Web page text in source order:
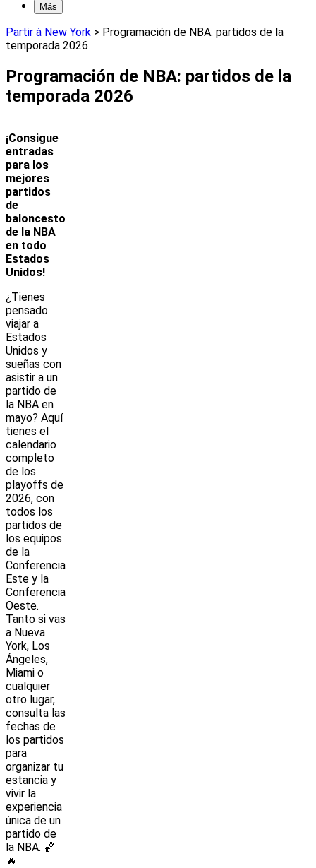
Más
Partir à New York > Programación de NBA: partidos de la
temporada 2026
Programación de NBA: partidos de la
temporada 2026
¡Consigue
entradas
para los
mejores
partidos
de
baloncesto
de la NBA
en todo
Estados
Unidos!
¿Tienes
pensado
viajar a
Estados
Unidos y
sueñas con
asistir a un
partido de
la NBA en
mayo? Aquí
tienes el
calendario
completo
de los
playoffs de
2026, con
todos los
partidos de
los equipos
de la
Conferencia
Este y la
Conferencia
Oeste.
Tanto si vas
a Nueva
York, Los
Ángeles,
Miami o
cualquier
otro lugar,
consulta las
fechas de
los partidos
para
organizar tu
estancia y
vivir la
experiencia
única de un
partido de
la NBA. 🏀
🔥